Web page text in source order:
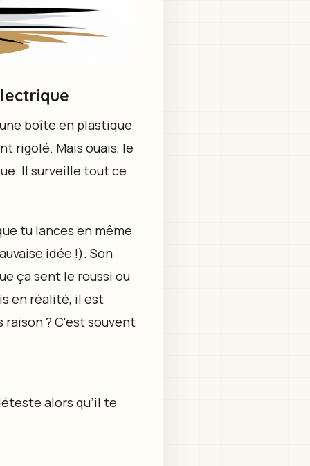
boîte en plastique
rigolé. Mais ouais, le
Il surveille tout ce
tu lances en même
idée !). Son
ça sent le roussi ou
en réalité, il est
? C'est souvent
alors qu’il te